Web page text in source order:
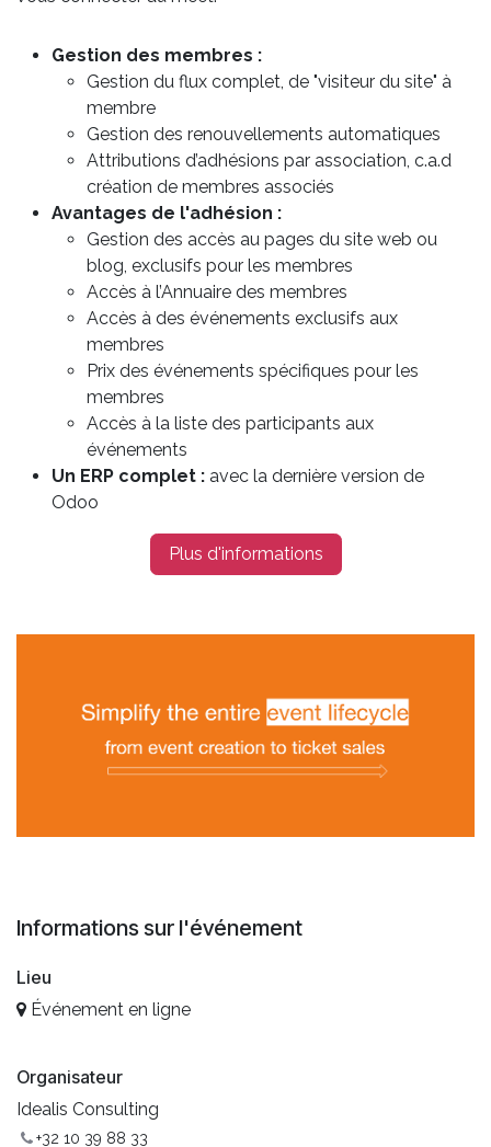
Gestion des membres :
Gestion du flux complet, de "visiteur du site" à
membre
Gestion des renouvellements automatiques
Attributions d’adhésions par association, c.a.d
création de membres associés
Avantages de l'adhésion :
Gestion des accès au pages du site web ou
blog, exclusifs pour les membres
Accès à l’Annuaire des membres
Accès à des événements exclusifs aux
membres
Prix des événements spécifiques pour les
membres
Accès à la liste des participants aux
événements
Un ERP complet : avec la dernière version de
Odoo
Plus d'informations
Informations sur l'événement
Lieu
Événement en ligne
Organisateur
Idealis Consulting
+32 10 39 88 33